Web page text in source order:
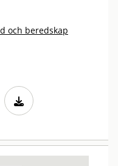
och beredskap